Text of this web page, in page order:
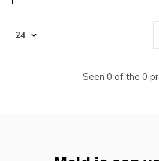
Seen 0 of the 0